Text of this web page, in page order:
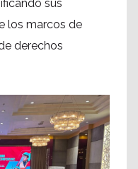
sus
los marcos de
derechos